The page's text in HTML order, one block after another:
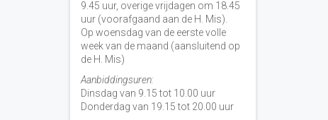
9.45 uur, overige vrijdagen om 18.45
uur (voorafgaand aan de H. Mis).
Op woensdag van de eerste volle
week van de maand (aansluitend op
de H. Mis)
Aanbiddingsuren:
Dinsdag van 9.15 tot 10.00 uur
Donderdag van 19.15 tot 20.00 uur